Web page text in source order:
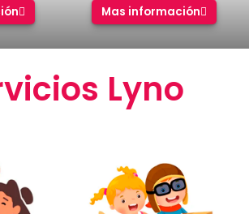
Mas información
Lyno